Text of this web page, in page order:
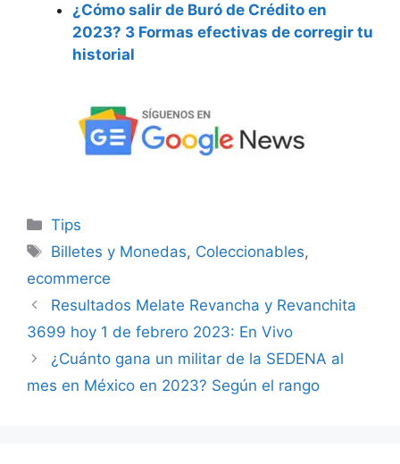
¿Cómo salir de Buró de Crédito en
2023? 3 Formas efectivas de corregir tu
historial
Categorías
Tips
Etiquetas
Billetes y Monedas, Coleccionables,
ecommerce
Resultados Melate Revancha y Revanchita
3699 hoy 1 de febrero 2023: En Vivo
¿Cuánto gana un militar de la SEDENA al
mes en México en 2023? Según el rango